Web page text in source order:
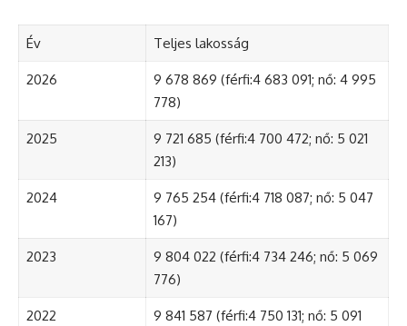
Év Teljes lakosság
2026
9 678 869 (férfi:4 683 091; nő: 4 995
778)
2025
9 721 685 (férfi:4 700 472; nő: 5 021
213)
2024
9 765 254 (férfi:4 718 087; nő: 5 047
167)
2023
9 804 022 (férfi:4 734 246; nő: 5 069
776)
2022
9 841 587 (férfi:4 750 131; nő: 5 091